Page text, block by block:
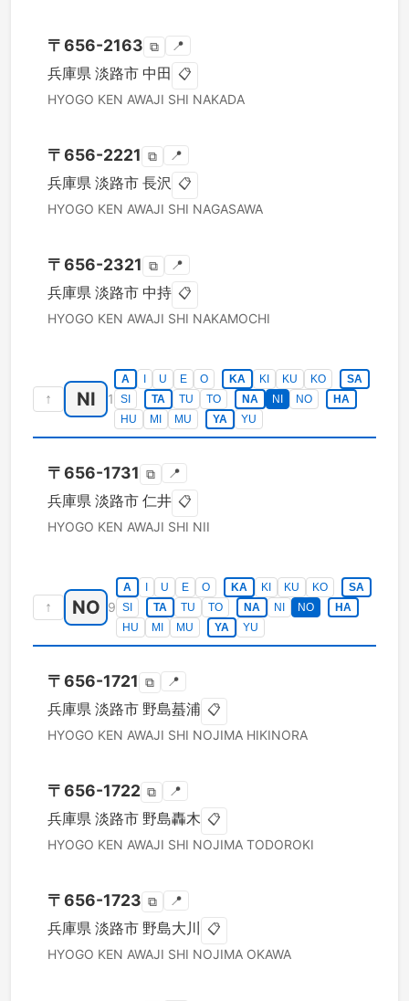
〒656-2163 ⧉ 📍
兵庫県 淡路市 中田 📋
HYOGO KEN AWAJI SHI NAKADA
〒656-2221 ⧉ 📍
兵庫県 淡路市 長沢 📋
HYOGO KEN AWAJI SHI NAGASAWA
〒656-2321 ⧉ 📍
兵庫県 淡路市 中持 📋
HYOGO KEN AWAJI SHI NAKAMOCHI
↑ NI 1
A U E O KA KI KU KO
SA
SI
TA TU TO NA NI NO
HA
HU
MI MU YA YU
〒656-1731 ⧉ 📍
兵庫県 淡路市 仁井 📋
HYOGO KEN AWAJI SHI NII
↑ NO 9
A U E O KA KI KU KO
SA
SI
TA TU TO NA NI NO
HA
HU
MI MU YA YU
〒656-1721 ⧉ 📍
兵庫県 淡路市 野島蟇浦 📋
HYOGO KEN AWAJI SHI NOJIMA HIKINORA
〒656-1722 ⧉ 📍
兵庫県 淡路市 野島轟木 📋
HYOGO KEN AWAJI SHI NOJIMA TODOROKI
〒656-1723 ⧉ 📍
兵庫県 淡路市 野島大川 📋
HYOGO KEN AWAJI SHI NOJIMA OKAWA